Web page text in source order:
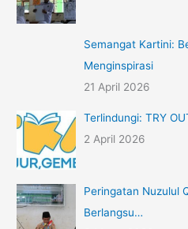
Semangat Kartini:
Menginspirasi
21 April 2026
Terlindungi: TRY
2 April 2026
Peringatan Nuzulul
Berlangsu…